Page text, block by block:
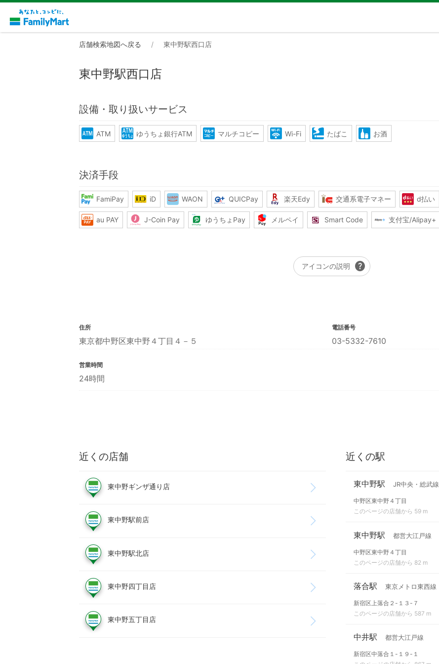
店舗検索地図へ戻る 東中野駅西口店
東中野駅西口店
設備・取り扱いサービス
ATM ゆうちょ銀行ATM マルチコピー Wi-Fi たばこ お酒
決済手段
FamiPay iD WAON QUICPay 楽天Edy 交通系電子マネー d払い
au PAY J-Coin Pay ゆうちょPay メルペイ Smart Code 支付宝/Alipay+
アイコンの説明 help
住所
東京都中野区東中野４丁目４－５
電話番号
03-5332-7610
営業時間
24時間
近くの店舗
東中野ギンザ通り店
東中野駅前店
東中野駅北店
東中野四丁目店
東中野五丁目店
近くの駅
東中野駅 JR中央・総武線
中野区東中野４丁目
このページの店舗から 59 m
東中野駅 都営大江戸線
中野区東中野４丁目
このページの店舗から 82 m
落合駅 東京メトロ東西線
新宿区上落合２-１３-７
このページの店舗から 587 m
中井駅 都営大江戸線
新宿区中落合１-１９-１